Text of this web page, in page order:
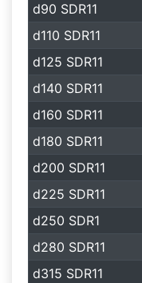
d90 SDR11
d110 SDR11
d125 SDR11
d140 SDR11
d160 SDR11
d180 SDR11
d200 SDR11
d225 SDR11
d250 SDR1
d280 SDR11
d315 SDR11